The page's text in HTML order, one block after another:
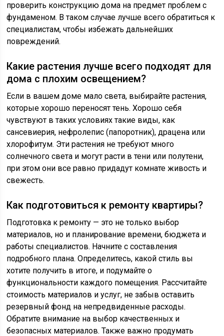
проверить конструкцию дома на предмет проблем с
фундаменом. В таком случае лучше всего обратиться к
специалистам, чтобы избежать дальнейших
повреждений.
Какие растения лучше всего подходят для
дома с плохим освещением?
Если в вашем доме мало света, выбирайте растения,
которые хорошо переносят тень. Хорошо себя
чувствуют в таких условиях такие виды, как
сансевиерия, нефролепис (папоротник), драцена или
хлорофитум. Эти растения не требуют много
солнечного света и могут расти в тени или полутени,
при этом они все равно придадут комнате живость и
свежесть.
Как подготовиться к ремонту квартиры?
Подготовка к ремонту — это не только выбор
материалов, но и планирование времени, бюджета и
работы специалистов. Начните с составления
подробного плана. Определитесь, какой стиль вы
хотите получить в итоге, и подумайте о
функциональности каждого помещения. Рассчитайте
стоимость материалов и услуг, не забыв оставить
резервный фонд на непредвиденные расходы.
Обратите внимание на выбор качественных и
безопасных материалов. Также важно продумать